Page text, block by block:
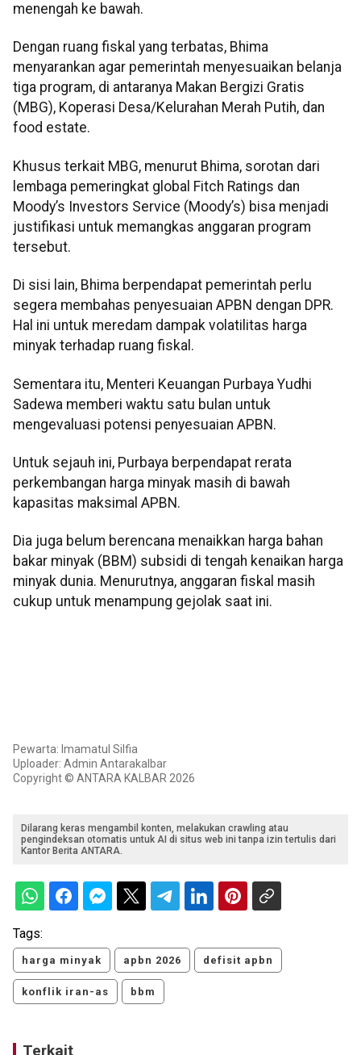
menengah ke bawah.
Dengan ruang fiskal yang terbatas, Bhima
menyarankan agar pemerintah menyesuaikan belanja
tiga program, di antaranya Makan Bergizi Gratis
(MBG), Koperasi Desa/Kelurahan Merah Putih, dan
food estate.
Khusus terkait MBG, menurut Bhima, sorotan dari
lembaga pemeringkat global Fitch Ratings dan
Moody’s Investors Service (Moody’s) bisa menjadi
justifikasi untuk memangkas anggaran program
tersebut.
Di sisi lain, Bhima berpendapat pemerintah perlu
segera membahas penyesuaian APBN dengan DPR.
Hal ini untuk meredam dampak volatilitas harga
minyak terhadap ruang fiskal.
Sementara itu, Menteri Keuangan Purbaya Yudhi
Sadewa memberi waktu satu bulan untuk
mengevaluasi potensi penyesuaian APBN.
Untuk sejauh ini, Purbaya berpendapat rerata
perkembangan harga minyak masih di bawah
kapasitas maksimal APBN.
Dia juga belum berencana menaikkan harga bahan
bakar minyak (BBM) subsidi di tengah kenaikan harga
minyak dunia. Menurutnya, anggaran fiskal masih
cukup untuk menampung gejolak saat ini.
Pewarta: Imamatul Silfia
Uploader: Admin Antarakalbar
Copyright © ANTARA KALBAR 2026
Dilarang keras mengambil konten, melakukan crawling atau
pengindeksan otomatis untuk AI di situs web ini tanpa izin tertulis dari
Kantor Berita ANTARA.
Tags:
harga minyak apbn 2026 defisit apbn
konflik iran-as bbm
Terkait